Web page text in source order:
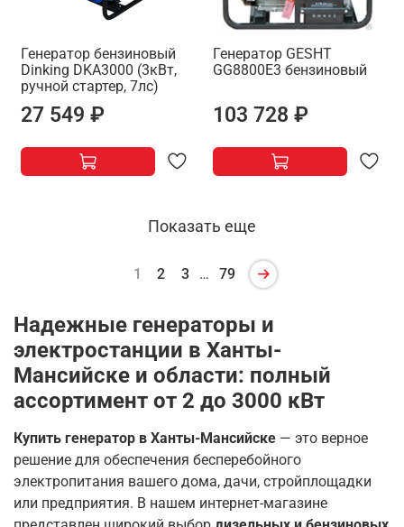
Генератор бензиновый
Dinking DKA3000 (3кВт,
ручной стартер, 7лс)
27 549 ₽
Генератор GESHT
GG8800E3 бензиновый
103 728 ₽
Показать еще
1 2 3 … 79
Надежные генераторы и
электростанции в Ханты-
Мансийске и области: полный
ассортимент от 2 до 3000 кВт
Купить генератор в Ханты-Мансийске — это верное
решение для обеспечения бесперебойного
электропитания вашего дома, дачи, стройплощадки
или предприятия. В нашем интернет-магазине